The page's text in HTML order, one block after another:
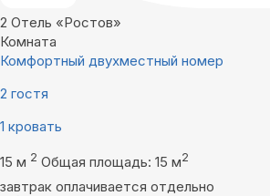
2 Отель «Ростов»
Комната
Комфортный двухместный номер
2 гостя
1 кровать
15 м 2 Общая площадь: 15 м2
завтрак оплачивается отдельно